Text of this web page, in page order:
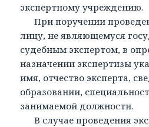
экспертному учреждению.
При поручении
лицу, не являющемуся
судебным экспертом, в
назначении экспертизы
имя, отчество эксперта,
образовании,
занимаемой должности.
В случае проведения